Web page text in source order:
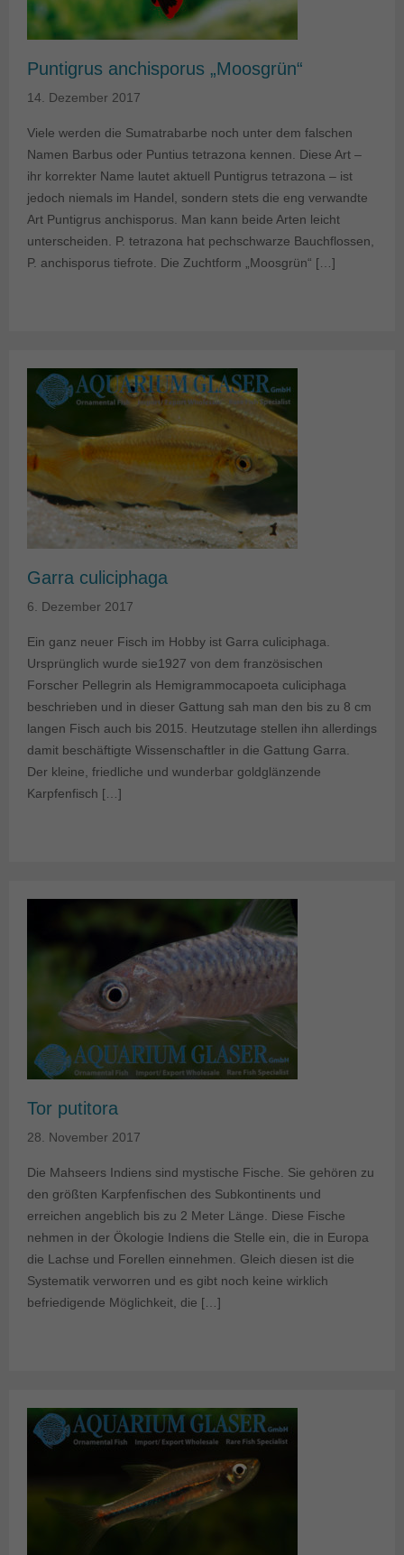
Puntigrus anchisporus „Moosgrün“
14. Dezember 2017
Viele werden die Sumatrabarbe noch unter dem falschen
Namen Barbus oder Puntius tetrazona kennen. Diese Art –
ihr korrekter Name lautet aktuell Puntigrus tetrazona – ist
jedoch niemals im Handel, sondern stets die eng verwandte
Art Puntigrus anchisporus. Man kann beide Arten leicht
unterscheiden. P. tetrazona hat pechschwarze Bauchflossen,
P. anchisporus tiefrote. Die Zuchtform „Moosgrün“ […]
Garra culiciphaga
6. Dezember 2017
Ein ganz neuer Fisch im Hobby ist Garra culiciphaga.
Ursprünglich wurde sie1927 von dem französischen
Forscher Pellegrin als Hemigrammocapoeta culiciphaga
beschrieben und in dieser Gattung sah man den bis zu 8 cm
langen Fisch auch bis 2015. Heutzutage stellen ihn allerdings
damit beschäftigte Wissenschaftler in die Gattung Garra.
Der kleine, friedliche und wunderbar goldglänzende
Karpfenfisch […]
Tor putitora
28. November 2017
Die Mahseers Indiens sind mystische Fische. Sie gehören zu
den größten Karpfenfischen des Subkontinents und
erreichen angeblich bis zu 2 Meter Länge. Diese Fische
nehmen in der Ökologie Indiens die Stelle ein, die in Europa
die Lachse und Forellen einnehmen. Gleich diesen ist die
Systematik verworren und es gibt noch keine wirklich
befriedigende Möglichkeit, die […]